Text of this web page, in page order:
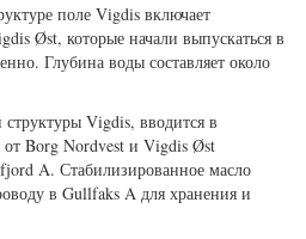
поле Vigdis включает
Øst, которые начали выпускаться в
Глубина воды составляет около
Vigdis, вводится в
от Borg Nordvest и Vigdis Øst
A. Стабилизированное масло
в Gullfaks A для хранения и